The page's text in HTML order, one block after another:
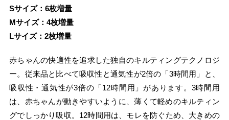
Sサイズ：6枚増量
Mサイズ：4枚増量
Lサイズ：2枚増量
赤ちゃんの快適性を追求した独自のキルティングテクノロジ
ー。従来品と比べて吸収性と通気性が2倍の「3時間用」と、
吸収性・通気性が3倍の「12時間用」があります。3時間用
は、赤ちゃんが動きやすいように、薄くて軽めのキルティン
グでしっかり吸収。12時間用は、モレを防ぐため、大きめの